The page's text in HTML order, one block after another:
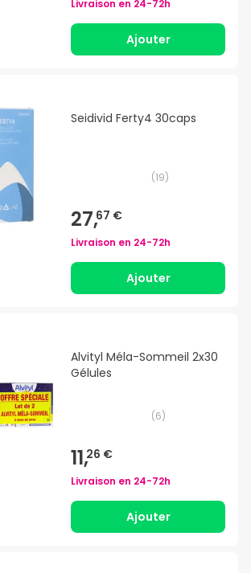
Livraison en 24-72h
Ajouter
Seidivid Ferty4 30caps
(19)
27,67 €
Livraison en 24-72h
Ajouter
Alvityl Méla-Sommeil 2x30
Gélules
(6)
11,26 €
Livraison en 24-72h
Ajouter